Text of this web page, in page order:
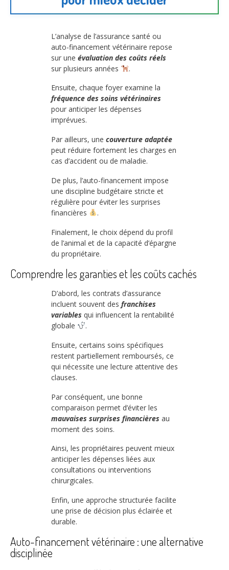
L’analyse de l’assurance santé ou
auto-financement vétérinaire repose
sur une évaluation des coûts réels
sur plusieurs années
.
Ensuite, chaque foyer examine la
fréquence des soins vétérinaires
pour anticiper les dépenses
imprévues.
Par ailleurs, une couverture adaptée
peut réduire fortement les charges en
cas d’accident ou de maladie.
De plus, l’auto-financement impose
une discipline budgétaire stricte et
régulière pour éviter les surprises
financières
.
Finalement, le choix dépend du profil
de l’animal et de la capacité d’épargne
du propriétaire.
Comprendre les garanties et les coûts cachés
D’abord, les contrats d’assurance
incluent souvent des franchises
variables qui influencent la rentabilité
globale
.
Ensuite, certains soins spécifiques
restent partiellement remboursés, ce
qui nécessite une lecture attentive des
clauses.
Par conséquent, une bonne
comparaison permet d’éviter les
mauvaises surprises financières au
moment des soins.
Ainsi, les propriétaires peuvent mieux
anticiper les dépenses liées aux
consultations ou interventions
chirurgicales.
Enfin, une approche structurée facilite
une prise de décision plus éclairée et
durable.
Auto-financement vétérinaire : une alternative
disciplinée